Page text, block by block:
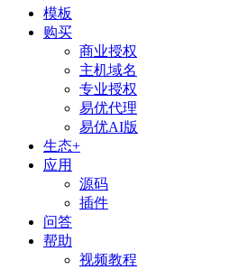
模板
购买
商业授权
主机域名
专业授权
易优代理
易优AI版
生态+
应用
源码
插件
问答
帮助
视频教程